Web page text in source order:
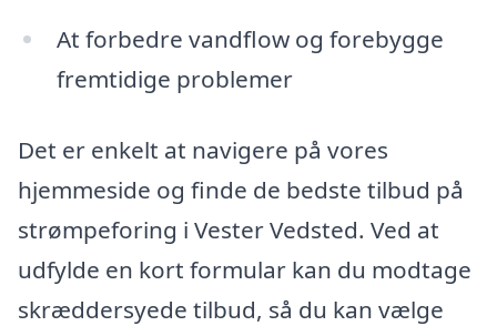
At forbedre vandflow og forebygge
fremtidige problemer
Det er enkelt at navigere på vores
hjemmeside og finde de bedste tilbud på
strømpeforing i Vester Vedsted. Ved at
udfylde en kort formular kan du modtage
skræddersyede tilbud, så du kan vælge